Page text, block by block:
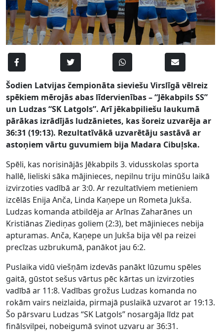
Šodien Latvijas čempionāta sieviešu Virslīgā vēlreiz
spēkiem mērojās abas līdervienības – “Jēkabpils SS”
un Ludzas “SK Latgols”. Arī jēkabpiliešu laukumā
pārākas izrādījās ludzānietes, kas šoreiz uzvarēja ar
36:31 (19:13). Rezultatīvākā uzvarētāju sastāvā ar
astoņiem vārtu guvumiem bija Madara Cibuļska.
Spēli, kas norisinājās Jēkabpils 3. vidusskolas sporta
hallē, lieliski sāka mājinieces, nepilnu triju minūšu laikā
izvirzoties vadībā ar 3:0. Ar rezultatīviem metieniem
izcēlās Enija Anča, Linda Kaņepe un Rometa Jukša.
Ludzas komanda atbildēja ar Arīnas Zaharānes un
Kristiānas Ziediņas goliem (2:3), bet mājinieces nebija
apturamas. Anča, Kaņepe un Jukša bija vēl pa reizei
precīzas uzbrukumā, panākot jau 6:2.
Puslaika vidū viešņām izdevās panākt lūzumu spēles
gaitā, gūstot sešus vārtus pēc kārtas un izvirzoties
vadībā ar 11:8. Vadības grožus Ludzas komanda no
rokām vairs neizlaida, pirmajā puslaikā uzvarot ar 19:13.
Šo pārsvaru Ludzas “SK Latgols” nosargāja līdz pat
finālsvilpei, nobeigumā svinot uzvaru ar 36:31.